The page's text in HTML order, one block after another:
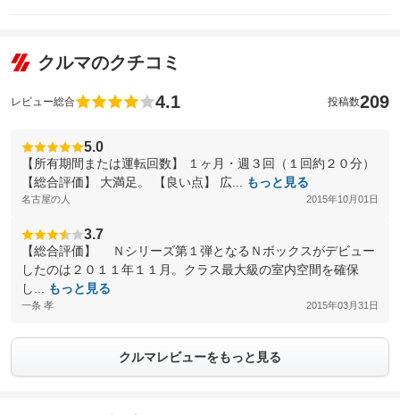
クルマのクチコミ
レビュー総合 4.1 投稿数209
5.0
【所有期間または運転回数】 １ヶ月・週３回（１回約２０分）
【総合評価】 大満足。 【良い点】 広...
もっと見る
名古屋の人 2015年10月01日
3.7
【総合評価】 Ｎシリーズ第１弾となるＮボックスがデビュー
したのは２０１１年１１月。クラス最大級の室内空間を確保
し...
もっと見る
一条 孝 2015年03月31日
クルマレビューをもっと見る